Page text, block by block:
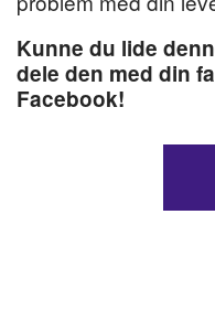
Kunne du lide
dele den med din
Facebook!